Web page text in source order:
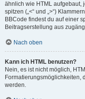
ähnlich wie HTML aufgebaut,
spitzen („<“ und „>“)
BBCode findest du auf einer
Beitragserstellung aus
Nach oben
Kann ich HTML benutzen?
Nein, es ist nicht möglich,
Formatierungsmöglichkeiten,
werden.